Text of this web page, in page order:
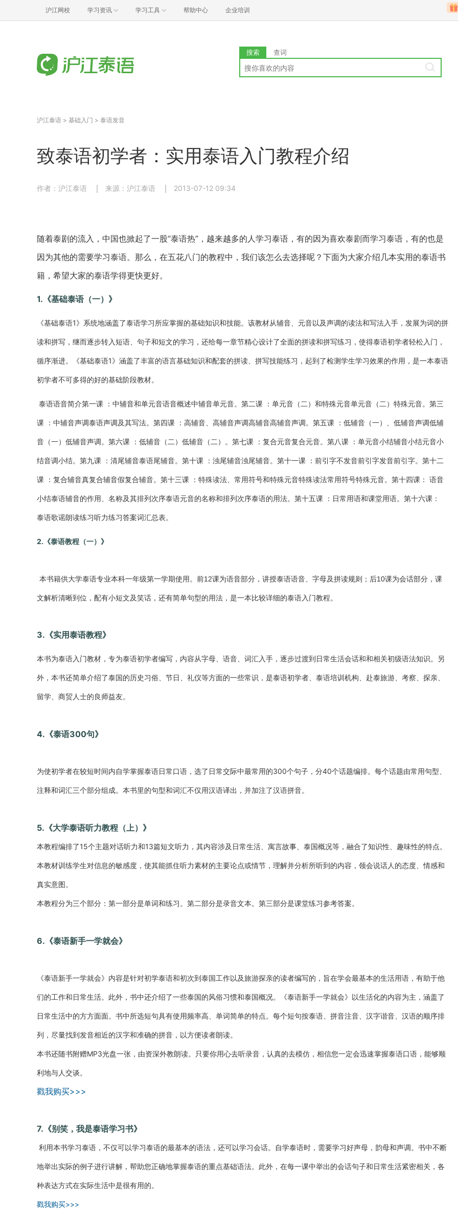
沪江网校 学习资讯 学习工具 帮助中心 企业培训
搜索 查词
沪江泰语 > 基础入门 > 泰语发音
致泰语初学者：实用泰语入门教程介绍
作者：沪江泰语 来源：沪江泰语 2013-07-12 09:34
随着泰剧的流入，中国也掀起了一股“泰语热”，越来越多的人学习泰语，有的因为喜欢泰剧而学习泰语，有的也是
因为其他的需要学习泰语。那么，在五花八门的教程中，我们该怎么去选择呢？下面为大家介绍几本实用的泰语书
籍，希望大家的泰语学得更快更好。
1.《基础泰语（一）》
《基础泰语1》系统地涵盖了泰语学习所应掌握的基础知识和技能。该教材从辅音、元音以及声调的读法和写法入手，发展为词的拼
读和拼写，继而逐步转入短语、句子和短文的学习，还给每一章节精心设计了全面的拼读和拼写练习，使得泰语初学者轻松入门，
循序渐进。《基础泰语1》涵盖了丰富的语言基础知识和配套的拼读、拼写技能练习，起到了检测学生学习效果的作用，是一本泰语
初学者不可多得的好的基础阶段教材。
泰语语音简介第一课 ：中辅音和单元音语音概述中辅音单元音。第二课 ：单元音（二）和特殊元音单元音（二）特殊元音。第三
课 ：中辅音声调泰语声调及其写法。第四课 ：高辅音、高辅音声调高辅音高辅音声调。第五课 ：低辅音（一）、低辅音声调低辅
音（一）低辅音声调。第六课 ：低辅音（二）低辅音（二）。第七课 ：复合元音复合元音。第八课 ：单元音小结辅音小结元音小
结音调小结。第九课 ：清尾辅音泰语尾辅音。第十课 ：浊尾辅音浊尾辅音。第十一课 ：前引字不发音前引字发音前引字。第十二
课 ：复合辅音真复合辅音假复合辅音。第十三课 ：特殊读法、常用符号和特殊元音特殊读法常用符号特殊元音。第十四课： 语音
小结泰语辅音的作用、名称及其排列次序泰语元音的名称和排列次序泰语的用法。第十五课 ：日常用语和课堂用语。第十六课：
泰语歌谣朗读练习听力练习答案词汇总表。
2.《泰语教程（一）》
本书籍供大学泰语专业本科一年级第一学期使用。前12课为语音部分，讲授泰语语音、字母及拼读规则；后10课为会话部分，课
文解析清晰到位，配有小短文及笑话，还有简单句型的用法，是一本比较详细的泰语入门教程。
3.《实用泰语教程》
本书为泰语入门教材，专为泰语初学者编写，内容从字母、语音、词汇入手，逐步过渡到日常生活会话和和相关初级语法知识。另
外，本书还简单介绍了泰国的历史习俗、节日、礼仪等方面的一些常识，是泰语初学者、泰语培训机构、赴泰旅游、考察、探亲、
留学、商贸人士的良师益友。
4.《泰语300句》
为使初学者在较短时间内自学掌握泰语日常口语，选了日常交际中最常用的300个句子，分40个话题编排。每个话题由常用句型、
注释和词汇三个部分组成。本书里的句型和词汇不仅用汉语译出，并加注了汉语拼音。
5.《大学泰语听力教程（上）》
本教程编排了15个主题对话听力和13篇短文听力，其内容涉及日常生活、寓言故事、泰国概况等，融合了知识性、趣味性的特点。
本教材训练学生对信息的敏感度，使其能抓住听力素材的主要论点或情节，理解并分析所听到的内容，领会说话人的态度、情感和
真实意图。
本教程分为三个部分：第一部分是单词和练习。第二部分是录音文本。第三部分是课堂练习参考答案。
6.《泰语新手一学就会》
《泰语新手一学就会》内容是针对初学泰语和初次到泰国工作以及旅游探亲的读者编写的，旨在学会最基本的生活用语，有助于他
们的工作和日常生活。此外，书中还介绍了一些泰国的风俗习惯和泰国概况。《泰语新手一学就会》以生活化的内容为主，涵盖了
日常生活中的方方面面。书中所选短句具有使用频率高、单词简单的特点。每个短句按泰语、拼音注音、汉字谐音、汉语的顺序排
列，尽量找到发音相近的汉字和准确的拼音，以方便读者朗读。
本书还随书附赠MP3光盘一张，由资深外教朗读。只要你用心去听录音，认真的去模仿，相信您一定会迅速掌握泰语口语，能够顺
利地与人交谈。
戳我购买>>>
7.《别笑，我是泰语学习书》
利用本书学习泰语，不仅可以学习泰语的最基本的语法，还可以学习会话。自学泰语时，需要学习好声母，韵母和声调。书中不断
地举出实际的例子进行讲解，帮助您正确地掌握泰语的重点基础语法。此外，在每一课中举出的会话句子和日常生活紧密相关，各
种表达方式在实际生活中是很有用的。
戳我购买>>>